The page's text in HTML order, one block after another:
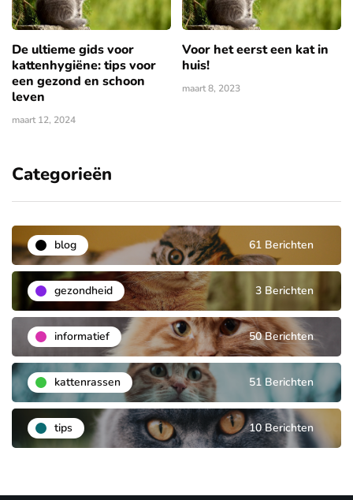
De ultieme gids voor
kattenhygiëne: tips voor
een gezond en schoon
leven
maart 12, 2024
Voor het eerst een kat in
huis!
maart 8, 2023
Categorieën
blog 61 Berichten
gezondheid 3 Berichten
informatief 50 Berichten
kattenrassen 51 Berichten
tips 10 Berichten